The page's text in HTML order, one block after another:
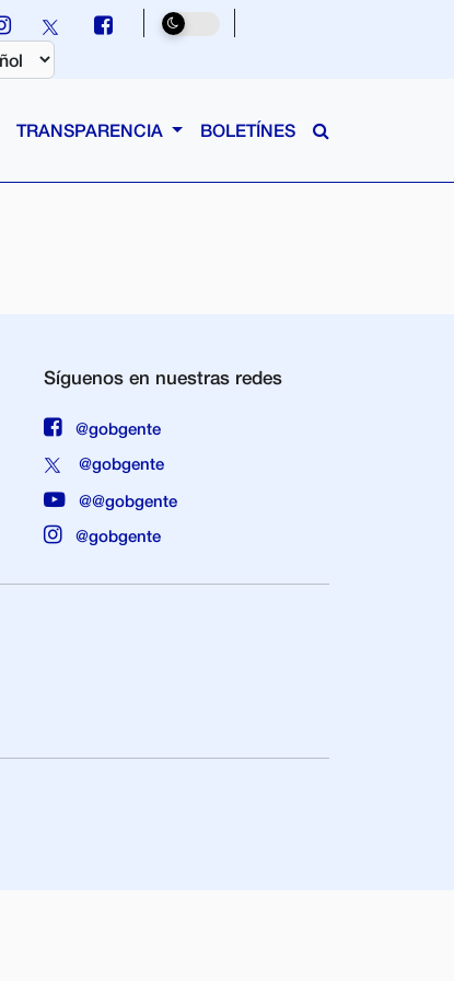
TRANSPARENCIA BOLETÍNES
Síguenos en nuestras redes
@gobgente
@gobgente
@@gobgente
@gobgente